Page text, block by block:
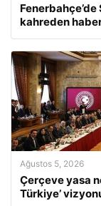
kahreden
Ağustos 5, 2026
Çerçeve yasa
Türkiye’